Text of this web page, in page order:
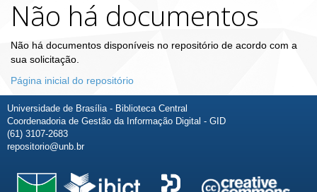
Não há documentos
Não há documentos disponíveis no repositório de acordo com a
sua solicitação.
Página inicial do repositório
Universidade de Brasília - Biblioteca Central
Coordenadoria de Gestão da Informação Digital - GID
(61) 3107-2683
repositorio@unb.br